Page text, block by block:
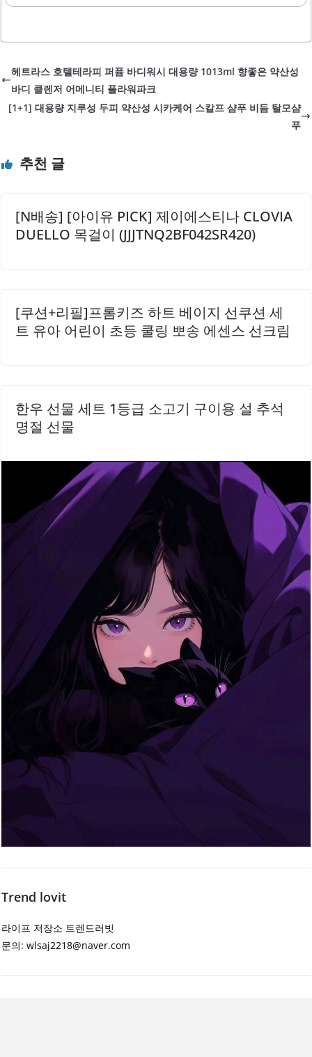
은 비누의 종류를 소개해드리려고 합니다. 다양한 성분과 기
야 하는지, 그리고 어떤 제품이 어떤 피부 타입에 적합한지에
대해 전문가의 관점에서 자세히 알아보겠습니다. 천연 비누
의 장점 천연 비누는 화학 성분이 적거나 전혀 없는 제품으로,
피부에 자극을 최소화하는 데 큰 장점을 가지고 있습니다. 보
요한 영양분을 공급해줍니다. 또한, 합성 화학 성분에 비해 알
헤트라스 호텔테라피 퍼퓸 바디워시 대용량 1013ml 향좋은 약산성
바디 클렌저 어메니티 플라워파크
[1+1] 대용량 지루성 두피 약산성 시카케어 스칼프 샴푸 비듬 탈모샴
푸
추천 글
[N배송] [아이유 PICK] 제이에스티나 CLOVIA
DUELLO 목걸이 (JJJTNQ2BF042SR420)
[쿠션+리필]프롬키즈 하트 베이지 선쿠션 세
트 유아 어린이 초등 쿨링 뽀송 에센스 선크림
한우 선물 세트 1등급 소고기 구이용 설 추석
명절 선물
Trend lovit
라이프 저장소 트렌드러빗
문의: wlsaj2218@naver.com